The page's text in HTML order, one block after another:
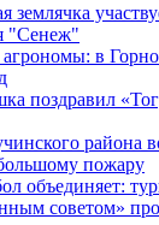
землячка
"Сенеж"
в
поздравил
района
пожару
объединяет:
советом»